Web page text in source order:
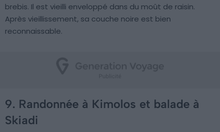
brebis. Il est vieilli enveloppé dans du moût de raisin.
Après vieillissement, sa couche noire est bien
reconnaissable.
9. Randonnée à Kimolos et balade à
Skiadi